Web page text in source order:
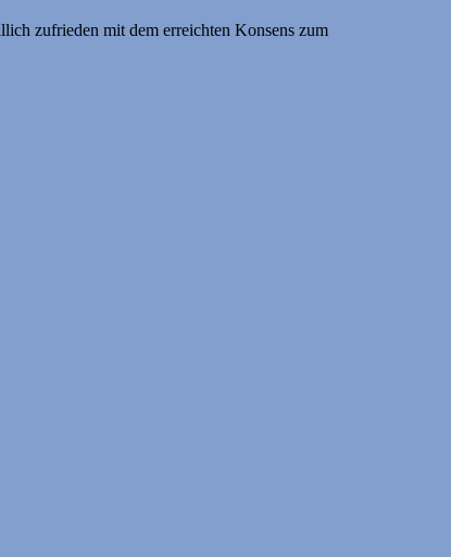
zufrieden mit dem erreichten Konsens zum